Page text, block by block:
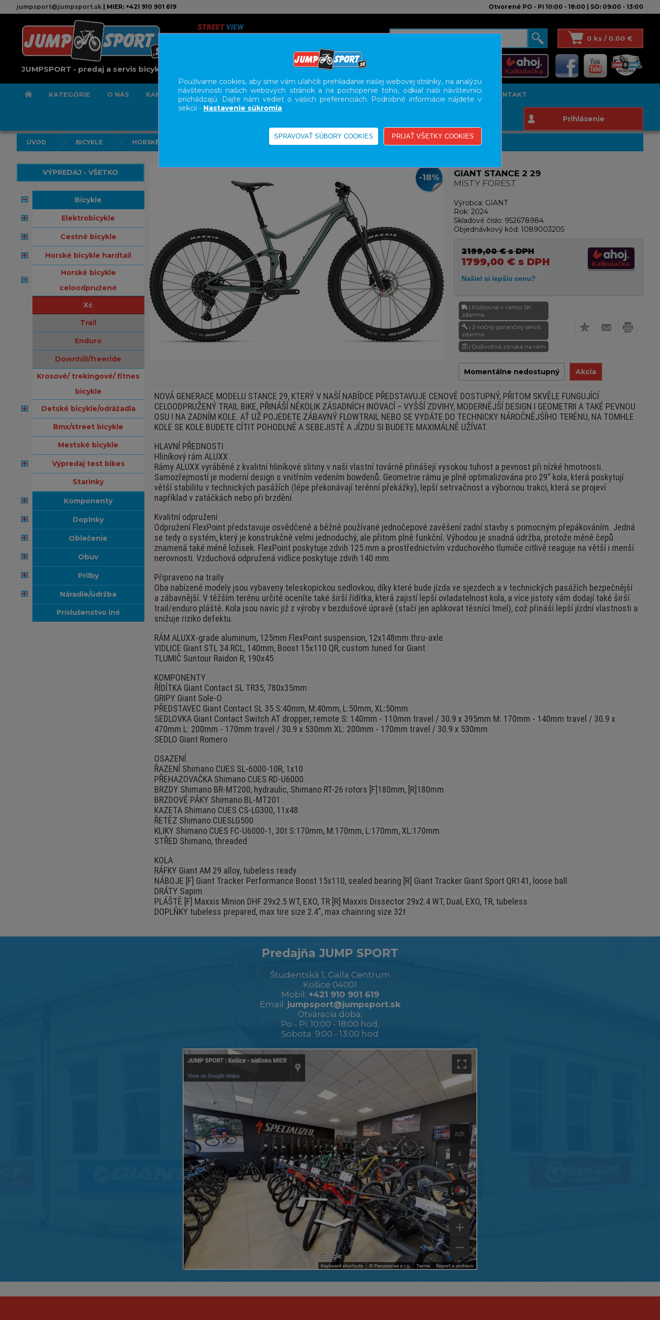
jumpsport@jumpsport.sk| MIER: +421 910 901 619 Otvorené PO - PI 10:00 - 18:00 | SO: 09:00 - 13:00
JUMPSPORT - predaj a servis bicyklov
0 ks / 0.00 €
KATEGÓRIE O NÁS KAMENNÁ PREDAJNA SERVIS SLUŽBY KARIÉRA BODY GEOMETRY FIT STUDIO KONTAKT
Prihlásenie
ÚVOD BICYKLE HORSKÉ BICYKLE CELOODPRUŽENÉ
VÝPREDAJ - VŠETKO
bicykle
elektrobicykle
cestné bicykle
horské bicykle hardtail
horské bicykle
celoodpružené
xc
trail
enduro
downhill/freeride
krosové/ trekingové/ fitnes
bicykle
detské bicykle/odrážadla
bmx/street bicykle
mestské bicykle
výpredaj test bikes
starinky
komponenty
doplnky
oblečenie
obuv
prilby
náradie/údržba
príslušenstvo iné
-18%
GIANT STANCE 2 29
MISTY FOREST
Výrobca: GIANT
Rok: 2024
Skladové číslo: 952678984
Objednávkový kód: 1089003205
2199,00 €s DPH
1799,00 €s DPH
| Poštovné v rámci SK
zdarma
| 2-ročný garančný servis
zdarma
| Doživotná záruka na rám
Momentálne nedostupný Akcia
NOVÁ GENERACE MODELU STANCE 29, KTERÝ V NAŠÍ NABÍDCE PŘEDSTAVUJE CENOVĚ DOSTUPNÝ, PŘITOM SKVĚLE FUNGUJÍCÍ
CELOODPRUŽENÝ TRAIL BIKE, PŘINÁŠÍ NĚKOLIK ZÁSADNÍCH INOVACÍ – VYŠŠÍ ZDVIHY, MODERNĚJŠÍ DESIGN I GEOMETRII A TAKÉ PEVNOU
OSU I NA ZADNÍM KOLE. AŤ UŽ POJEDETE ZÁBAVNÝ FLOWTRAIL NEBO SE VYDÁTE DO TECHNICKY NÁROČNĚJŠÍHO TERÉNU, NA TOMHLE
KOLE SE KOLE BUDETE CÍTIT POHODLNĚ A SEBEJISTĚ A JÍZDU SI BUDETE MAXIMÁLNĚ UŽÍVAT.
HLAVNÍ PŘEDNOSTI
Hliníkový rám ALUXX
Rámy ALUXX vyráběné z kvalitní hliníkové slitiny v naší vlastní továrně přinášejí vysokou tuhost a pevnost při nízké hmotnosti.
Samozřejmostí je moderní design s vnitřním vedením bowdenů. Geometrie rámu je plně optimalizována pro 29“ kola, která poskytují
větší stabilitu v technických pasážích (lépe překonávají terénní překážky), lepší setrvačnost a výbornou trakci, která se projeví
například v zatáčkách nebo při brzdění.
Kvalitní odpružení
Odpružení FlexPoint představuje osvědčené a běžně používané jednočepové zavěšení zadní stavby s pomocným přepákováním. Jedná
se tedy o systém, který je konstrukčně velmi jednoduchý, ale přitom plně funkční. Výhodou je snadná údržba, protože méně čepů
znamená také méně ložisek. FlexPoint poskytuje zdvih 125 mm a prostřednictvím vzduchového tlumiče citlivě reaguje na větší i menší
nerovnosti. Vzduchová odpružená vidlice poskytuje zdvih 140 mm.
Připraveno na traily
Oba nabízené modely jsou vybaveny teleskopickou sedlovkou, díky které bude jízda ve sjezdech a v technických pasážích bezpečnější
a zábavnější. V těžším terénu určitě oceníte také širší řídítka, která zajistí lepší ovladatelnost kola, a více jistoty vám dodají také širší
trail/enduro pláště. Kola jsou navíc již z výroby v bezdušové úpravě (stačí jen aplikovat těsnící tmel), což přináší lepší jízdní vlastnosti a
snižuje riziko defektu.
RÁM ALUXX-grade aluminum, 125mm FlexPoint suspension, 12x148mm thru-axle
VIDLICE Giant STL 34 RCL, 140mm, Boost 15x110 QR, custom tuned for Giant
TLUMIČ Suntour Raidon R, 190x45
KOMPONENTY
ŘÍDÍTKA Giant Contact SL TR35, 780x35mm
GRIPY Giant Sole-O
PŘEDSTAVEC Giant Contact SL 35 S:40mm, M:40mm, L:50mm, XL:50mm
SEDLOVKA Giant Contact Switch AT dropper, remote S: 140mm - 110mm travel / 30.9 x 395mm M: 170mm - 140mm travel / 30.9 x
470mm L: 200mm - 170mm travel / 30.9 x 530mm XL: 200mm - 170mm travel / 30.9 x 530mm
SEDLO Giant Romero
OSAZENÍ
ŘAZENÍ Shimano CUES SL-6000-10R, 1x10
PŘEHAZOVAČKA Shimano CUES RD-U6000
BRZDY Shimano BR-MT200, hydraulic, Shimano RT-26 rotors [F]180mm, [R]180mm
BRZDOVÉ PÁKY Shimano BL-MT201
KAZETA Shimano CUES CS-LG300, 11x48
ŘETĚZ Shimano CUESLG500
KLIKY Shimano CUES FC-U6000-1, 30t S:170mm, M:170mm, L:170mm, XL:170mm
STŘED Shimano, threaded
KOLA
RÁFKY Giant AM 29 alloy, tubeless ready
NÁBOJE [F] Giant Tracker Performance Boost 15x110, sealed bearing [R] Giant Tracker Giant Sport QR141, loose ball
DRÁTY Sapim
PLÁŠTĚ [F] Maxxis Minion DHF 29x2.5 WT, EXO, TR [R] Maxxis Dissector 29x2.4 WT, Dual, EXO, TR, tubeless
DOPLŇKY tubeless prepared, max tire size 2.4", max chainring size 32t
Predajňa JUMP SPORT
Študentská 1, Galla Centrum
Košice 04001
Mobil: +421 910 901 619
Email: jumpsport@jumpsport.sk
Otváracia doba:
Po - Pi: 10:00 - 18:00 hod,
Sobota: 9:00 - 13:00 hod
Používame cookies, aby sme vám uľahčili prehliadanie našej webovej stránky, na analýzu
návštevnosti našich webových stránok a na pochopenie toho, odkiaľ naši návštevníci
prichádzajú. Dajte nám vedieť o vašich preferenciách. Podrobné informácie nájdete v
sekcii - Nastavenie súkromia